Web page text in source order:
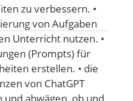
zu verbessern. •
von Aufgaben
Unterricht nutzen. •
(Prompts) für
erstellen. • die
von ChatGPT
abwägen, ob und